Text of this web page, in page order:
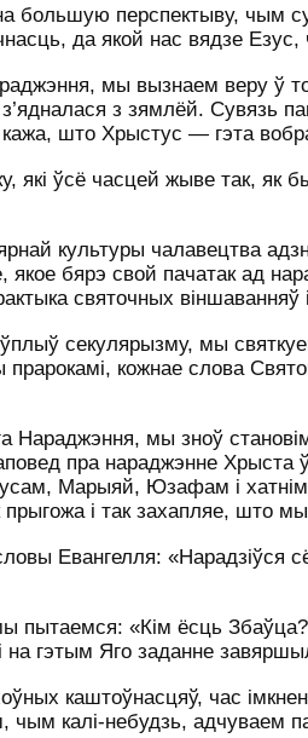
большую перспектыву, чым
да якой нас вядзе
мы вызнаем веру ў
з зямлёй. Сувязь
што Хрыстус — гэта
які ўсё часцей жыве так, як
культуры чалавецтва
якое бярэ свой пачатак ад
святочных віншаванняў
секулярызму, мы
кожнае слова
Нараджэння, мы зноў
пра нараджэнне Хрыста
Марыяй, Юзафам і хатнімі
прыгожа і так захапляе, што
Евангелля: «Нарадзіўся
пытаемся: «Кім ёсць
на гэтым Яго заданне
каштоўнасцяў, час
чым калі-небудзь, адчуваем